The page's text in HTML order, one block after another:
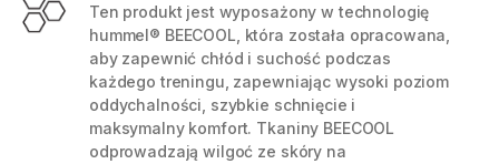
Ten produkt jest wyposażony w technologię
hummel® BEECOOL, która została opracowana,
aby zapewnić chłód i suchość podczas
każdego treningu, zapewniając wysoki poziom
oddychalności, szybkie schnięcie i
maksymalny komfort. Tkaniny BEECOOL
odprowadzają wilgoć ze skóry na